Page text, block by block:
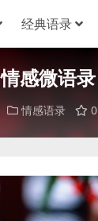
经典语录
情感微语录
情感语录 0